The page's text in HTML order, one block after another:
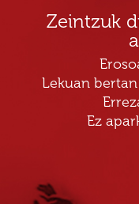
Zeintzuk
Lekuan
Ez